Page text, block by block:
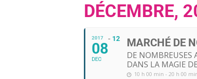
DÉCEMBRE,
2017
08
DEC
12 MARCHÉ DE
DE
DANS LA MAGIE
10 h 00 min - 20 h 00